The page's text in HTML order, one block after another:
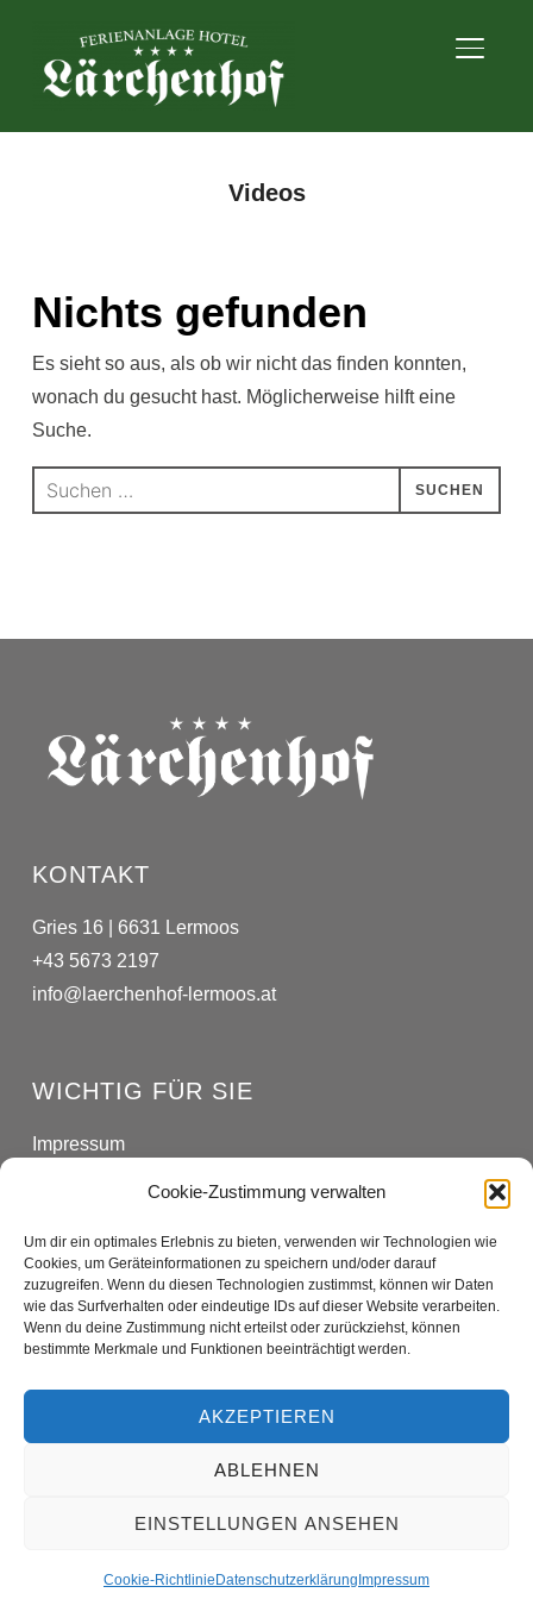
Cookie-Zustimmung verwalten
Um dir ein optimales Erlebnis zu bieten, verwenden wir Technologien wie
Cookies, um Geräteinformationen zu speichern und/oder darauf
zuzugreifen. Wenn du diesen Technologien zustimmst, können wir Daten
wie das Surfverhalten oder eindeutige IDs auf dieser Website verarbeiten.
Wenn du deine Zustimmung nicht erteilst oder zurückziehst, können
bestimmte Merkmale und Funktionen beeinträchtigt werden.
AKZEPTIEREN
ABLEHNEN
EINSTELLUNGEN ANSEHEN
Cookie-Richtlinie Datenschutzerklärung Impressum
Videos
Nichts gefunden
Es sieht so aus, als ob wir nicht das finden konnten,
wonach du gesucht hast. Möglicherweise hilft eine
Suche.
Suchen
nach:
KONTAKT
Gries 16 | 6631 Lermoos
+43 5673 2197
info@laerchenhof-lermoos.at
WICHTIG FÜR SIE
Impressum
SOCIAL MEDIA
facebookinstagram
Copyright © 2023 Hotel Lärchenhof
Deutsch